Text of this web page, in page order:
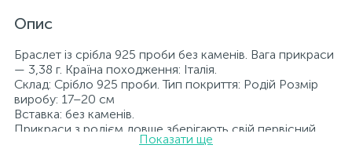
Опис
Браслет із срібла 925 проби без каменів. Вага прикраси
— 3,38 г. Країна походження: Італія.
Склад: Срібло 925 проби. Тип покриття: Родій Розмір
виробу: 17–20 см
Вставка: без каменів.
Прикраси з родієм довше зберігають свій первісний
вигляд, а саме колір і блиск металу. Усі ювелірні вироби,
Показати ще